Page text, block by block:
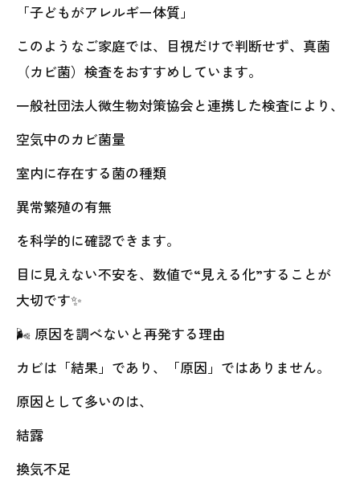
「子どもがアレルギー体質」
このようなご家庭では、目視だけで判断せず、真菌
（カビ菌）検査をおすすめしています。
一般社団法人微生物対策協会と連携した検査により、
空気中のカビ菌量
室内に存在する菌の種類
異常繁殖の有無
を科学的に確認できます。
目に見えない不安を、数値で“見える化”することが
大切です✨
🌬 原因を調べないと再発する理由
カビは「結果」であり、「原因」ではありません。
原因として多いのは、
結露
換気不足